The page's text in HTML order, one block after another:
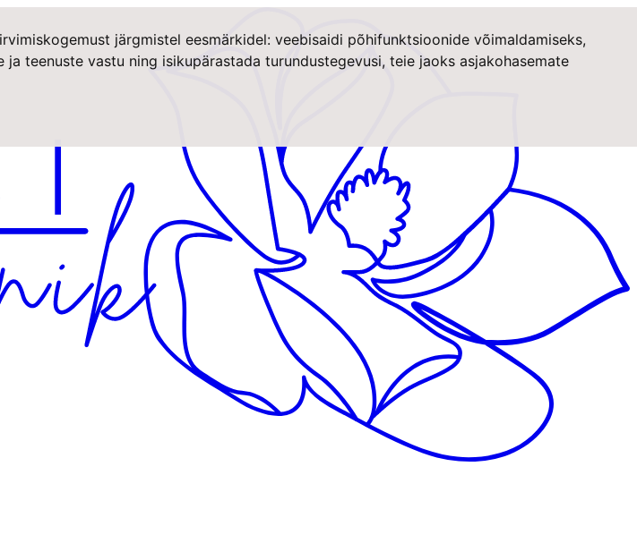
järgmistel eesmärkidel: veebisaidi põhifunktsioonide võimaldamiseks,
teenuste vastu ning isikupärastada turundustegevusi, teie jaoks asjakohasemate